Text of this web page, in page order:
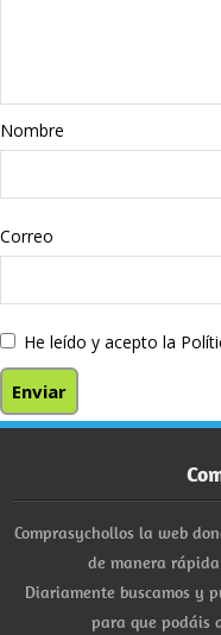
libros
Correo
He leído y acepto la
Comprasychollos la web
de manera
Diariamente buscamos y
para que podáis